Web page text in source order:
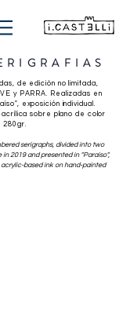
de edición no limitada,
y PARRA. Realizadas en
exposición individual.
sobre plano de color
280gr.
serigraphs, divided into two
2019 and presented in "Paraíso",
based ink on hand-painted